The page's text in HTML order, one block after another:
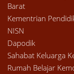
Barat
Kementrian
NISN
Dapodik
Sahabat Keluarga
Rumah Belajar